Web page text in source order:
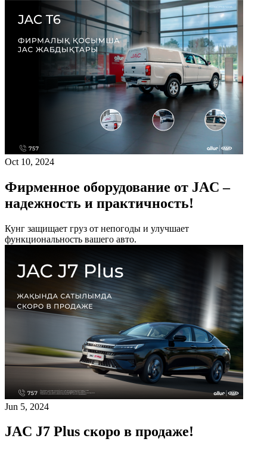
Oct 10, 2024
Фирменное оборудование от JAC –
надежность и практичность!
Кунг защищает груз от непогоды и улучшает
функциональность вашего авто.
Jun 5, 2024
JAC J7 Plus скоро в продаже!